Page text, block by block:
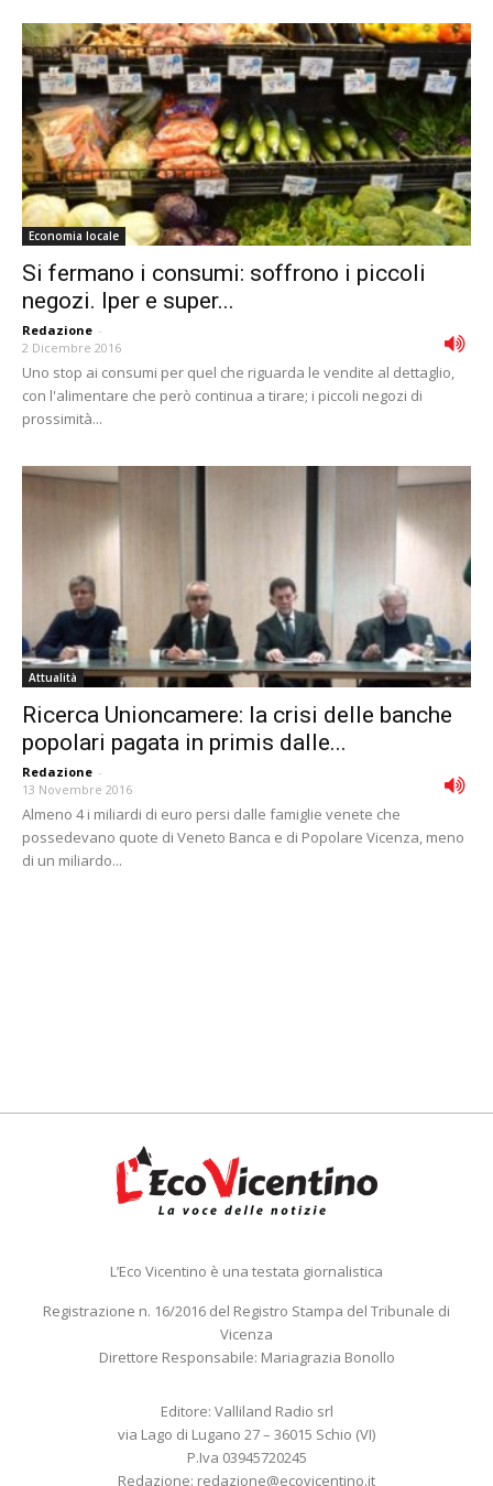
Economia locale
Si fermano i consumi: soffrono i piccoli
negozi. Iper e super...
Redazione -
2 Dicembre 2016
Uno stop ai consumi per quel che riguarda le vendite al dettaglio,
con l'alimentare che però continua a tirare; i piccoli negozi di
prossimità...
Attualità
Ricerca Unioncamere: la crisi delle banche
popolari pagata in primis dalle...
Redazione -
13 Novembre 2016
Almeno 4 i miliardi di euro persi dalle famiglie venete che
possedevano quote di Veneto Banca e di Popolare Vicenza, meno
di un miliardo...
L’Eco Vicentino è una testata giornalistica
Registrazione n. 16/2016 del Registro Stampa del Tribunale di
Vicenza
Direttore Responsabile: Mariagrazia Bonollo
Editore: Valliland Radio srl
via Lago di Lugano 27 – 36015 Schio (VI)
P.Iva 03945720245
Redazione: redazione@ecovicentino.it